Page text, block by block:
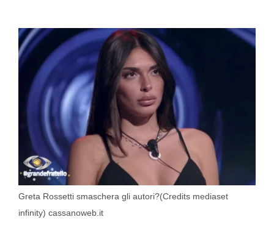
Greta Rossetti smaschera gli autori?(Credits mediaset
infinity) cassanoweb.it